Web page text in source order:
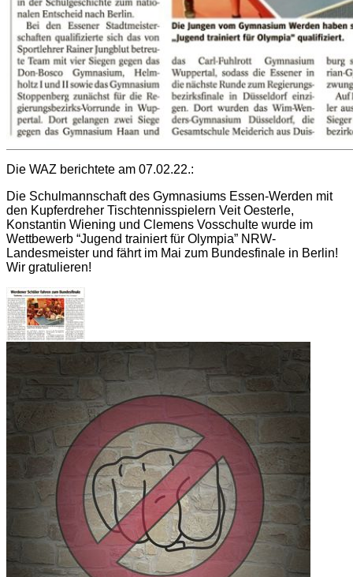
Die WAZ berichtete am 07.02.22.:
Die Schulmannschaft des Gymnasiums Essen-Werden mit
den Kupferdreher Tischtennisspielern Veit Oesterle,
Konstantin Wiening und Clemens Vosschulte wurde im
Wettbewerb “Jugend trainiert für Olympia” NRW-
Landesmeister und fährt im Mai zum Bundesfinale in Berlin!
Wir gratulieren!